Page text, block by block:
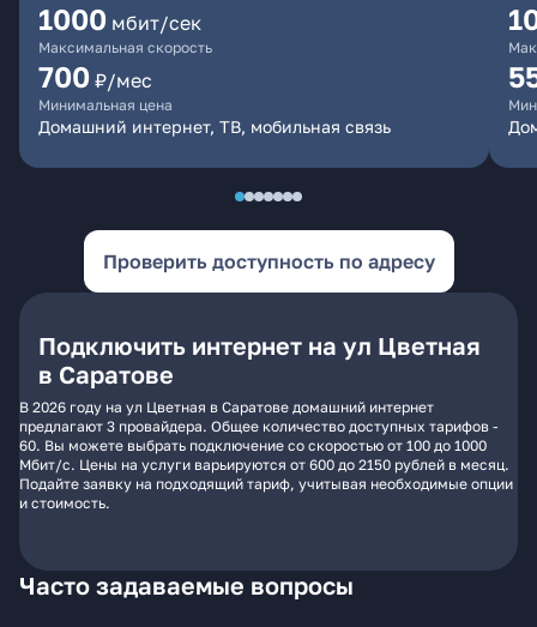
1000 мбит/сек
Максимальная скорость
700 ₽/мес
Минимальная цена
Домашний интернет, ТВ, мобильная связь
Проверить доступность по адресу
Подключить интернет на ул Цветная
в Саратове
В 2026 году на ул Цветная в Саратове домашний интернет
предлагают 3 провайдера. Общее количество доступных тарифов -
60. Вы можете выбрать подключение со скоростью от 100 до 1000
Мбит/с. Цены на услуги варьируются от 600 до 2150 рублей в месяц.
Подайте заявку на подходящий тариф, учитывая необходимые опции
и стоимость.
Часто задаваемые вопросы